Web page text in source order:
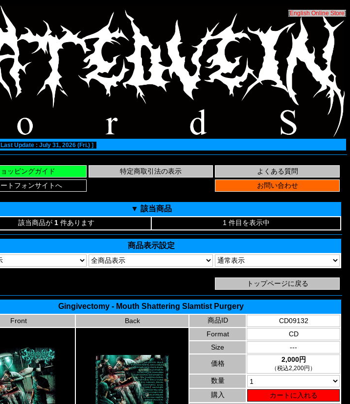
[English Online Store]
Update : July 31, 2026 (Fri.) ]
▼ 該当商品
該当商品が 1 件あります 1 件目を表示中
商品表示設定
Gingivectomy - Mouth Shattering Slamtist Purgery
Front Back 商品ID
CD09132
Format
CD
Size
---
価格 2,000円
（税込2,200円）
数量
購入